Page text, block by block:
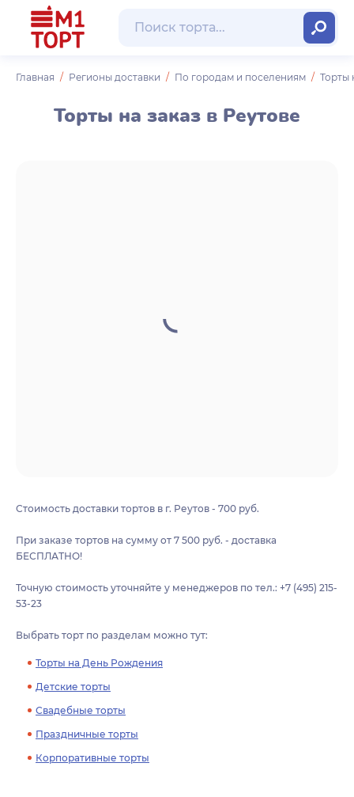
Главная Регионы доставки По городам и поселениям Торты
Торты на заказ в Реутове
Стоимость доставки тортов в г. Реутов - 700 руб.
При заказе тортов на сумму от 7 500 руб. - доставка
БЕСПЛАТНО!
Точную стоимость уточняйте у менеджеров по тел.: +7 (495) 215-
53-23
Выбрать торт по разделам можно тут:
Торты на День Рождения
Детские торты
Свадебные торты
Праздничные торты
Корпоративные торты